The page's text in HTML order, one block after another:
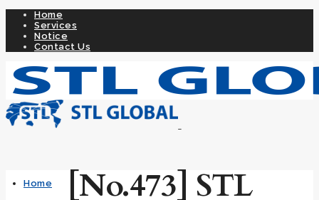
Home
Services
Notice
Contact Us
Home [No.473] STL